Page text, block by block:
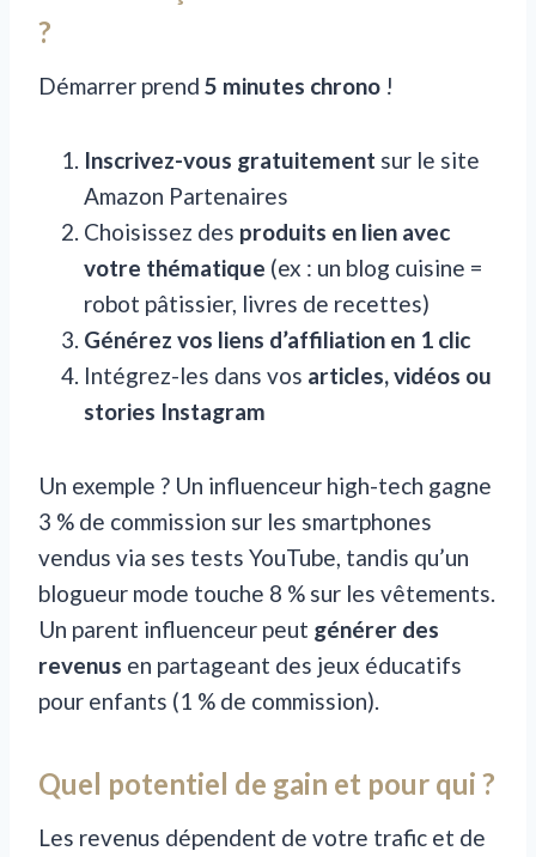
?
Démarrer prend 5 minutes chrono !
Inscrivez-vous gratuitement sur le site
Amazon Partenaires
Choisissez des produits en lien avec
votre thématique (ex : un blog cuisine =
robot pâtissier, livres de recettes)
Générez vos liens d’affiliation en 1 clic
Intégrez-les dans vos articles, vidéos ou
stories Instagram
Un exemple ? Un influenceur high-tech gagne
3 % de commission sur les smartphones
vendus via ses tests YouTube, tandis qu’un
blogueur mode touche 8 % sur les vêtements.
Un parent influenceur peut générer des
revenus en partageant des jeux éducatifs
pour enfants (1 % de commission).
Quel potentiel de gain et pour qui ?
Les revenus dépendent de votre trafic et de